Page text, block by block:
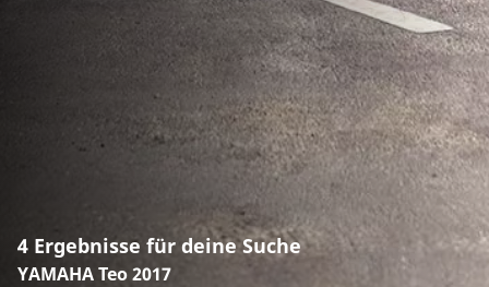
4 Ergebnisse für deine Suche
YAMAHA Teo 2017